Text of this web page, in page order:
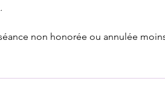
non honorée ou annulée